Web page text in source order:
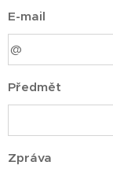
E-mail
Předmět
Zpráva